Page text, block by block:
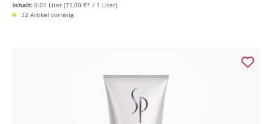
Inhalt: 0.01 Liter (71,00 €* / 1 Liter)
32 Artikel vorrätig